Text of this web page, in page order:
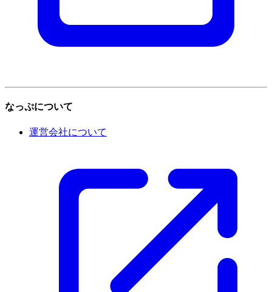
なっぷについて
運営会社について